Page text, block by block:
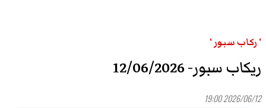
' ركاب سبور '
ريكاب سبور- 12/06/2026
2026/06/12 19:00